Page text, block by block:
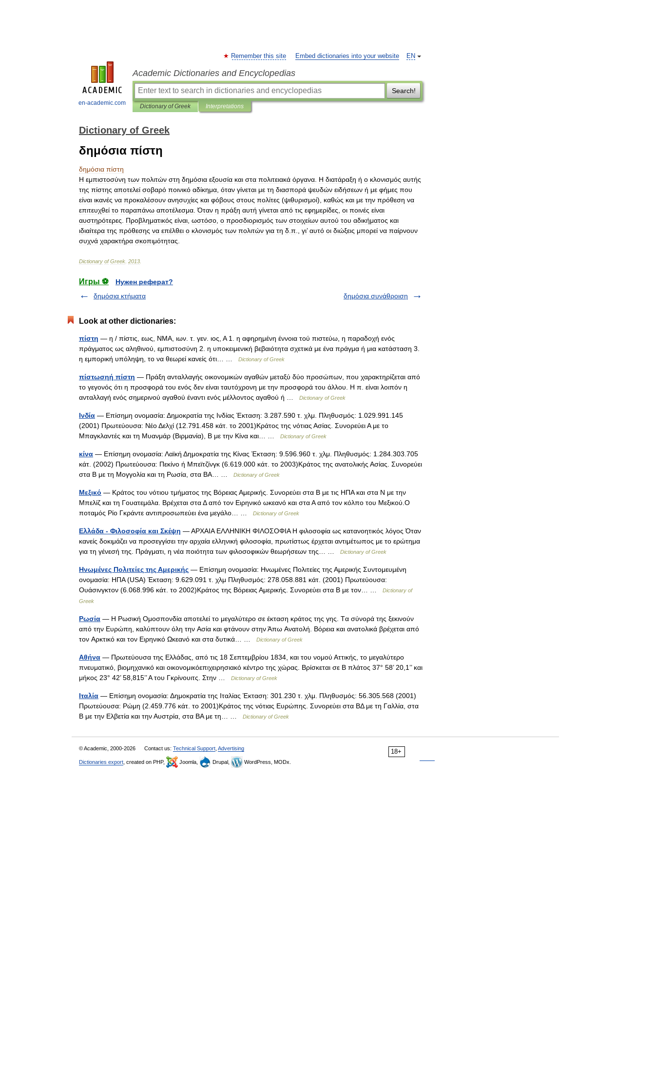
en-academic.com
EN
Remember this site Embed dictionaries into your website
Academic Dictionaries and Encyclopedias
Search!
Dictionary of Greek Interpretations
Dictionary of Greek
δημόσια πίστη
δημόσια πίστη
Η εμπιστοσύνη των πολιτών στη δημόσια εξουσία και στα πολιτειακά όργανα Η διατάραξη ή ο κλονισμός αυτής
της πίστης αποτελεί σοβαρό ποινικό αδίκημα όταν γίνεται με τη διασπορά ψευδών ειδήσεων ή με φήμες που
είναι ικανές να προκαλέσουν ανησυχίες και φόβους στους πολίτες (ψιθυρισμοί), καθώς και με την πρόθεση να
επιτευχθεί το παραπάνω αποτέλεσμα .Όταν η πράξη αυτή γίνεται από τις εφημερίδες οι ποινές είναι
αυστηρότερες
Προβληματικός είναι ωστόσο ο προσδιορισμός των στοιχείων αυτού του αδικήματος και
ιδιαίτερα της πρόθεσης να επέλθει ο κλονισμός των πολιτών για τη δ π γι’αυτό οι διώξεις μπορεί να παίρνουν
συχνά χαρακτήρα σκοπιμότητας
Dictionary of Greek 2013
Игры ⚽
Нужен реферат?
δημόσια κτήματα
δημόσια συνάθροιση
Look at other dictionaries:
πίστη — η / πίστις, εως, ΝΜΑ, ιων. τ. γεν. ιος, Α 1. η αφηρημένη έννοια τού πιστεύω, η παραδοχή ενός
πράγματος ως αληθινού, εμπιστοσύνη 2. η υποκειμενική βεβαιότητα σχετικά με ένα πράγμα ή μια κατάσταση 3.
η εμπορική υπόληψη, το να θεωρεί κανείς ότι… …
Dictionary of Greek
πίστωσηή πίστη — Πράξη ανταλλαγής οικονομικών αγαθών μεταξύ δύο προσώπων, που χαρακτηρίζεται από
το γεγονός ότι η προσφορά του ενός δεν είναι ταυτόχρονη με την προσφορά του άλλου. Η π. είναι λοιπόν η
ανταλλαγή ενός σημερινού αγαθού έναντι ενός μέλλοντος αγαθού ή …
Dictionary of Greek
Ινδία — Επίσημη ονομασία: Δημοκρατία της Ινδίας Έκταση: 3.287.590 τ. χλμ. Πληθυσμός: 1.029.991.145
(2001) Πρωτεύουσα: Νέο Δελχί (12.791.458 κάτ. το 2001)Κράτος της νότιας Ασίας. Συνορεύει Α με το
Μπαγκλαντές και τη Μυανμάρ (Βιρμανία), Β με την Κίνα και… …
Dictionary of Greek
κίνα — Επίσημη ονομασία: Λαϊκή Δημοκρατία της Κίνας Έκταση: 9.596.960 τ. χλμ. Πληθυσμός: 1.284.303.705
κάτ. (2002) Πρωτεύουσα: Πεκίνο ή Μπεϊτζίνγκ (6.619.000 κάτ. το 2003)Κράτος της ανατολικής Ασίας. Συνορεύει
στα Β με τη Μογγολία και τη Ρωσία, στα ΒΑ… …
Dictionary of Greek
Μεξικό — Κράτος του νότιου τμήματος της Βόρειας Αμερικής. Συνορεύει στα Β με τις ΗΠΑ και στα Ν με την
Μπελίζ και τη Γουατεμάλα. Βρέχεται στα Δ από τον Ειρηνικό ωκεανό και στα Α από τον κόλπο του Μεξικού.O
ποταμός Pίο Γκράντε αντιπροσωπεύει ένα μεγάλο… …
Dictionary of Greek
Ελλάδα - Φιλοσοφία και Σκέψη — ΑΡΧΑΙΑ ΕΛΛΗΝΙΚΗ ΦΙΛΟΣΟΦΙΑ Η φιλοσοφία ως κατανοητικός λόγος Όταν
κανείς δοκιμάζει να προσεγγίσει την αρχαία ελληνική φιλοσοφία, πρωτίστως έρχεται αντιμέτωπος με το ερώτημα
για τη γένεσή της. Πράγματι, η νέα ποιότητα των φιλοσοφικών θεωρήσεων της… …
Dictionary of Greek
Ηνωμένες Πολιτείες της Αμερικής — Επίσημη ονομασία: Ηνωμένες Πολιτείες της Αμερικής Συντομευμένη
ονομασία: ΗΠΑ (USA) Έκταση: 9.629.091 τ. χλμ Πληθυσμός: 278.058.881 κάτ. (2001) Πρωτεύουσα:
Ουάσινγκτον (6.068.996 κάτ. το 2002)Κράτος της Βόρειας Αμερικής. Συνορεύει στα Β με τον… …
Dictionary of
Greek
Ρωσία — H Pωσική Oμοσπονδία αποτελεί το μεγαλύτερο σε έκταση κράτος της γης. Tα σύνορά της ξεκινούν
από την Eυρώπη, καλύπτουν όλη την Aσία και φτάνουν στην Άπω Aνατολή. Bόρεια και ανατολικά βρέχεται από
τον Aρκτικό και τον Eιρηνικό Ωκεανό και στα δυτικά… …
Dictionary of Greek
Αθήνα — Πρωτεύουσα της Ελλάδας, από τις 18 Σεπτεμβρίου 1834, και του νομού Αττικής, το μεγαλύτερο
πνευματικό, βιομηχανικό και οικονομικόεπιχειρησιακό κέντρο της χώρας. Βρίσκεται σε Β πλάτος 37° 58’ 20,1’’ και
μήκος 23° 42’ 58,815’’ Α του Γκρίνουιτς. Στην …
Dictionary of Greek
Ιταλία — Επίσημη ονομασία: Δημοκρατία της Ιταλίας Έκταση: 301.230 τ. χλμ. Πληθυσμός: 56.305.568 (2001)
Πρωτεύουσα: Ρώμη (2.459.776 κάτ. το 2001)Κράτος της νότιας Ευρώπης. Συνορεύει στα ΒΔ με τη Γαλλία, στα
Β με την Ελβετία και την Αυστρία, στα ΒΑ με τη… …
Dictionary of Greek
18+
© Academic, 2000-2026 Contact us: Technical Support Advertising
Dictionaries export , created on PHP, Joomla, Drupal, WordPress, MODx.